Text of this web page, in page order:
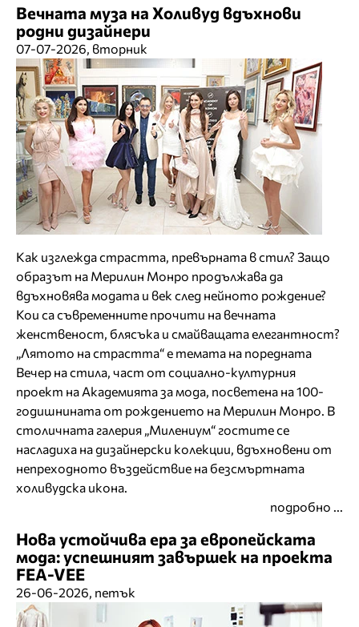
Вечната муза на Холивуд вдъхнови
родни дизайнери
07-07-2026, вторник
Как изглежда страстта, превърната в стил? Защо
образът на Мерилин Монро продължава да
вдъхновява модата и век след нейното рождение?
Кои са съвременните прочити на вечната
женственост, блясъка и смайващата елегантност?
„Лятото на страстта“ е темата на поредната
Вечер на стила, част от социално-културния
проект на Академията за мода, посветена на 100-
годишнината от рождението на Мерилин Монро. В
столичната галерия „Милениум“ гостите се
насладиха на дизайнерски колекции, вдъхновени от
непреходното въздействие на безсмъртната
холивудска икона.
подробно ...
Нова устойчива ера за европейската
мода: успешният завършек на проекта
FEA-VEE
26-06-2026, петък